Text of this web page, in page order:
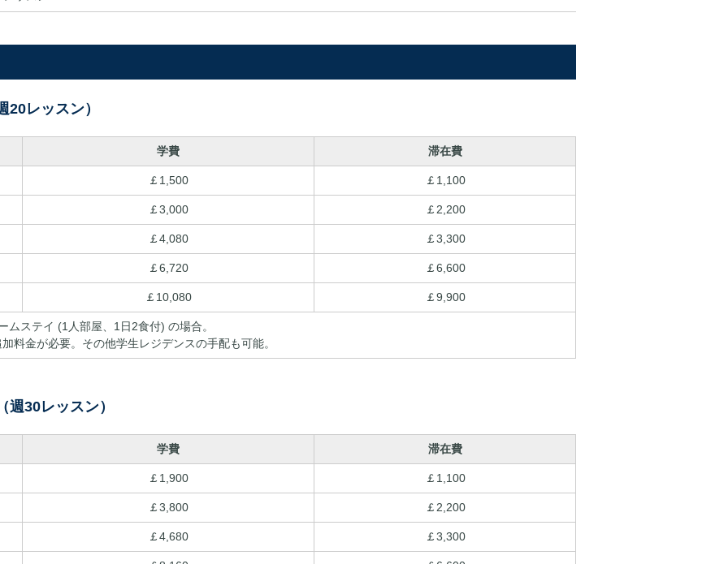
レッスン）
学費 滞在費
￡1,500 ￡1,100
￡3,000 ￡2,200
￡4,080 ￡3,300
￡6,720 ￡6,600
￡10,080 ￡9,900
ステイ (1人部屋、1日2食付) の場合。
料金が必要。その他学生レジデンスの手配も可能。
30レッスン）
学費 滞在費
￡1,900 ￡1,100
￡3,800 ￡2,200
￡4,680 ￡3,300